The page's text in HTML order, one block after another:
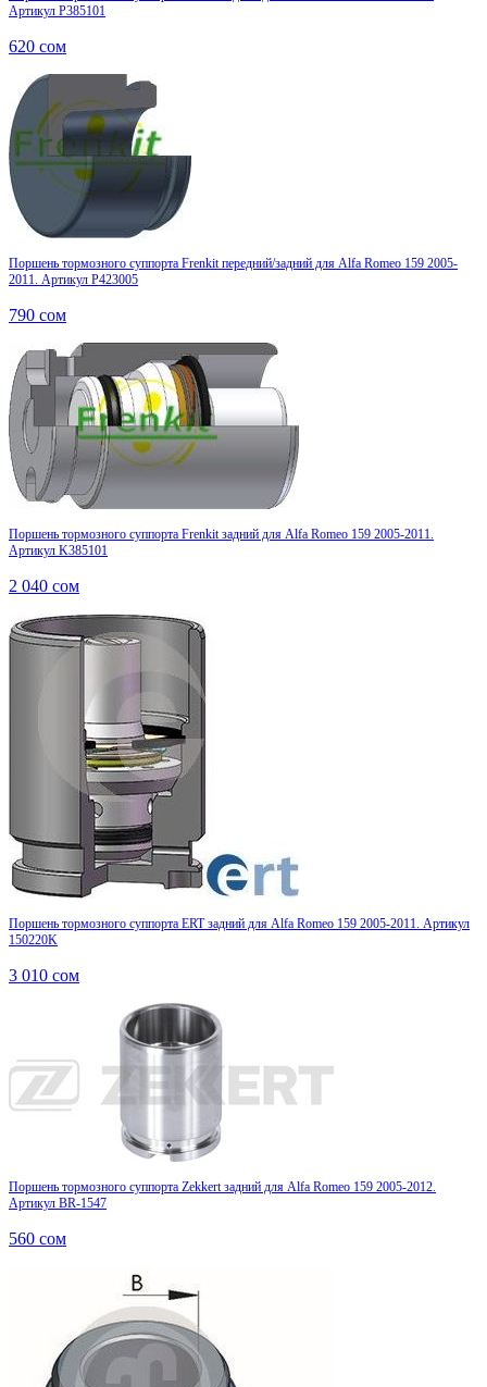
Артикул P385101
620 сом
Поршень тормозного суппорта Frenkit передний/задний для Alfa Romeo 159 2005-
2011. Артикул P423005
790 сом
Поршень тормозного суппорта Frenkit задний для Alfa Romeo 159 2005-2011.
Артикул K385101
2 040 сом
Поршень тормозного суппорта ERT задний для Alfa Romeo 159 2005-2011. Артикул
150220K
3 010 сом
Поршень тормозного суппорта Zekkert задний для Alfa Romeo 159 2005-2012.
Артикул BR-1547
560 сом